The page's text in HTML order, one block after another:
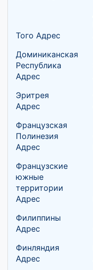
Того Адрес
Доминиканская
Республика
Адрес
Эритрея
Адрес
Французская
Полинезия
Адрес
Французские
южные
территории
Адрес
Филиппины
Адрес
Финляндия
Адрес